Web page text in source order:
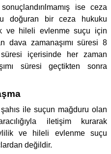
ise ceza
doğuran bir ceza hukuku
ve hileli evlenme suçu için
dava zamanaşımı süresi 8
süresi içerisinde her zaman
süresi geçtikten sonra
ile suçun mağduru olan
iletişim kurarak
ve hileli evlenme suçu
değildir.